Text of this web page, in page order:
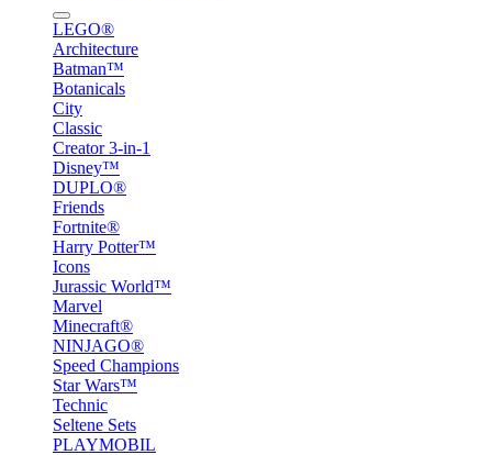
LEGO®
Architecture
Batman™
Botanicals
City
Classic
Creator 3-in-1
Disney™
DUPLO®
Friends
Fortnite®
Harry Potter™
Icons
Jurassic World™
Marvel
Minecraft®
NINJAGO®
Speed Champions
Star Wars™
Technic
Seltene Sets
PLAYMOBIL